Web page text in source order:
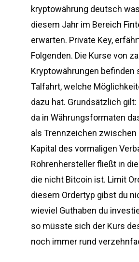
kryptowährung deutsch
diesem Jahr im Bereich
erwarten. Private Key,
Folgenden. Die Kurse von
Kryptowährungen befinden
Talfahrt, welche
dazu hat. Grundsätzlich gilt:
da in Währungsformaten
als Trennzeichen zwischen
Kapital des vormaligen
Röhrenhersteller fließt in
die nicht Bitcoin ist. Limit
diesem Ordertyp gibst du
wieviel Guthaben du
so müsste sich der Kurs
noch immer rund